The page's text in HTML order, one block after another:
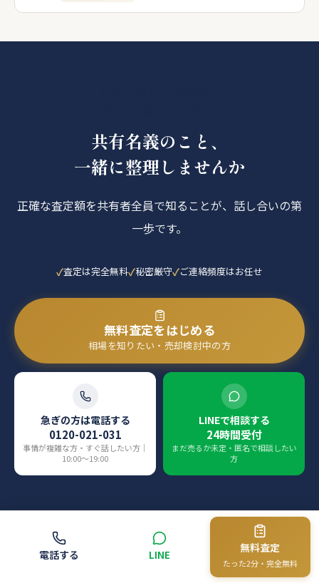
共有名義のこと、
一緒に整理しませんか
正確な査定額を共有者全員で知ることが、話し合いの第
一歩です。
査定は完全無料 秘密厳守 ご連絡頻度はお任せ
無料査定をはじめる
相場を知りたい・売却検討中の方
急ぎの方は電話する
0120-021-031
事情が複雑な方・すぐ話したい方｜
10:00〜19:00
LINEで相談する
24時間受付
まだ売るか未定・匿名で相談したい
方
同じ状況の方に、この情報を送れます
電話する LINE 無料査定
たった2分・完全無料